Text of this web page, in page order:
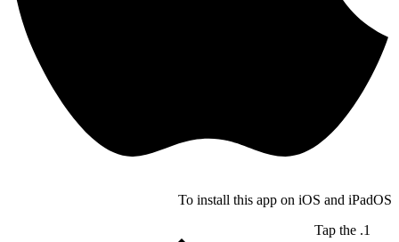
To install this app on iOS and iPadOS
Tap the